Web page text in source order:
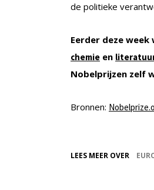
de politieke
Eerder deze
chemie en
Nobelprijzen zelf
Bronnen:
LEES MEER OVER